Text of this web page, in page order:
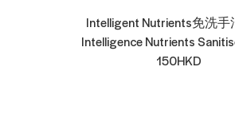
Intelligent Nutrients免洗手
Intelligence Nutrients
150HKD